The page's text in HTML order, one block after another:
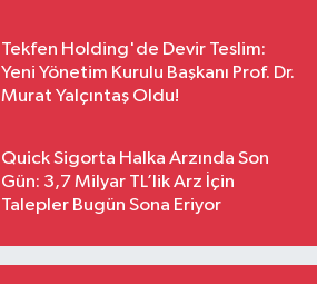
Tekfen Holding'de Devir Teslim:
Yeni Yönetim Kurulu Başkanı Prof. Dr.
Murat Yalçıntaş Oldu!
Quick Sigorta Halka Arzında Son
Gün: 3,7 Milyar TL’lik Arz İçin
Talepler Bugün Sona Eriyor